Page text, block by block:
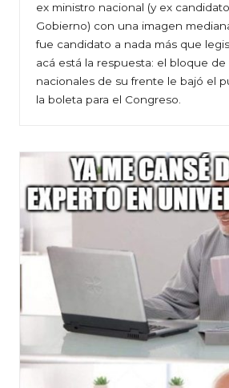
ex ministro nacional (y ex
Gobierno) con una imagen
fue candidato a nada más que
acá está la respuesta: el bloque
nacionales de su frente le bajó el
la boleta para el Congreso.